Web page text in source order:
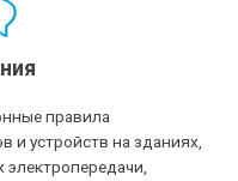
правила
устройств на зданиях,